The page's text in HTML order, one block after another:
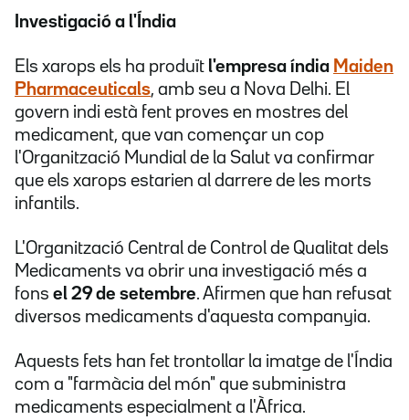
Investigació a l'Índia
Els xarops els ha produït l'empresa índia Maiden
Pharmaceuticals, amb seu a Nova Delhi. El
govern indi està fent proves en mostres del
medicament, que van començar un cop
l'Organització Mundial de la Salut va confirmar
que els xarops estarien al darrere de les morts
infantils.
L'Organització Central de Control de Qualitat dels
Medicaments va obrir una investigació més a
fons el 29 de setembre. Afirmen que han refusat
diversos medicaments d'aquesta companyia.
Aquests fets han fet trontollar la imatge de l'Índia
com a "farmàcia del món" que subministra
medicaments especialment a l'Àfrica.